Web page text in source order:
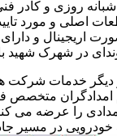
روزی و کادر
اصلی و مورد
اریجینال و
در شهرک شهید
دیگر خدمات شرکت
امدادگران متخصص
را عرضه می
خودرویی در مسیر